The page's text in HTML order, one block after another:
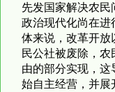
先发国家解决农民
政治现代化尚在进
体来说，改革开放
民公社被废除，
由的部分实现，
始自主经营，并展